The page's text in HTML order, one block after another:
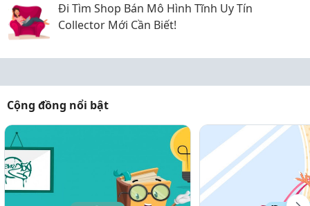
Đi Tìm Shop Bán Mô Hình Tĩnh Uy Tín
Collector Mới Cần Biết!
Cộng đồng nổi bật